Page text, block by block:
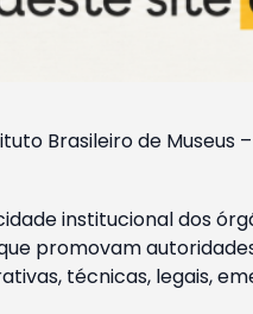
Brasileiro de
institucional dos
promovam
técnicas, legais,